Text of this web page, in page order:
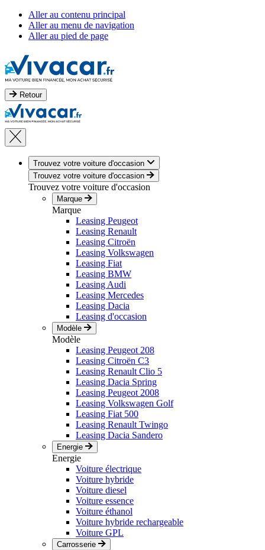
Aller au contenu principal
Aller au menu de navigation
Aller au pied de page
Retour
Trouvez votre voiture d'occasion
Trouvez votre voiture d'occasion
Trouvez votre voiture d'occasion
Marque
Marque
Leasing Peugeot
Leasing Renault
Leasing Citroën
Leasing Volkswagen
Leasing Fiat
Leasing BMW
Leasing Audi
Leasing Mercedes
Leasing Dacia
Leasing d'occasion
Modèle
Modèle
Leasing Peugeot 208
Leasing Citroën C3
Leasing Renault Clio 5
Leasing Dacia Spring
Leasing Peugeot 2008
Leasing Volkswagen Golf
Leasing Fiat 500
Leasing Renault Twingo
Leasing Dacia Sandero
Energie
Energie
Voiture électrique
Voiture hybride
Voiture diesel
Voiture essence
Voiture éthanol
Voiture hybride rechargeable
Voiture GPL
Carrosserie